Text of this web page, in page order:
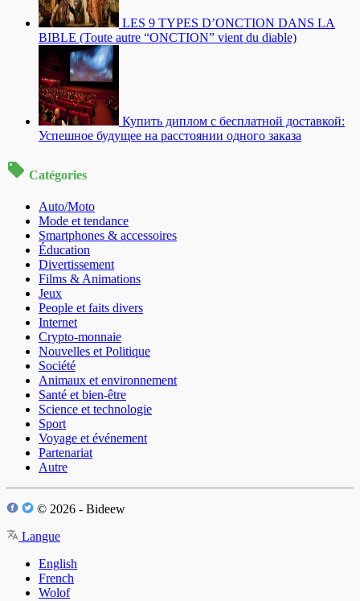
LES 9 TYPES D’ONCTION DANS LA
BIBLE (Toute autre “ONCTION” vient du diable)
Купить диплом с бесплатной доставкой:
Успешное будущее на расстоянии одного заказа
Catégories
Auto/Moto
Mode et tendance
Smartphones & accessoires
Éducation
Divertissement
Films & Animations
Jeux
People et faits divers
Internet
Crypto-monnaie
Nouvelles et Politique
Société
Animaux et environnement
Santé et bien-être
Science et technologie
Sport
Voyage et événement
Partenariat
Autre
© 2026 - Bideew
Langue
English
French
Wolof